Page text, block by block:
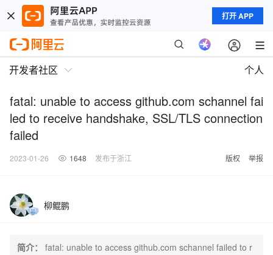
打开 APP
开发者社区 个人
fatal: unable to access github.com schannel fai
led to receive handshake, SSL/TLS connection
failed
2023-01-26 1648 发布于浙江 版权 举报
柳鲲鹏
简介：
fatal: unable to access github.com schannel failed to r